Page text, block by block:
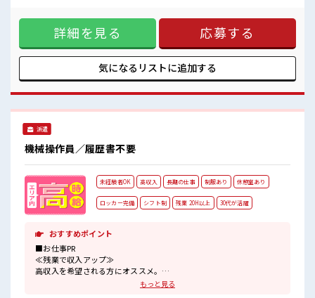
#ryo
ジ・洗濯機・エアコンは備え付け！ 駐車場完備でマイカー持
ち込みOK！ 赴任時は現地までの移動交通費支給！ ＼*工場の
お仕事に挑戦したいけど環境(きたない・汚れる)に不安…*/
そんな方も『医薬品』のお仕事なら心配も解決されます！ 冷
暖房完備のクリーンルーム作業なので環境サイコー☆ 衛生管
理も徹底されているので不安だって解消！ ■職場の雰囲気
備も充実！ 和気あいあいとした職場☆ 冷暖房完備で年中カイ
テキ♪ マイカー通勤OK◎駐車場から工場までの送迎バスあ
詳細を見る 応募する
気になるリストに追加する
派遣
機械操作員／履歴書不要
未経験者OK 高収入 長期の仕事 制服あり 休憩室あり
ロッカー完備 シフト制 残業 20H以上 30代が活躍
おすすめポイント
■お仕事PR
≪残業で収入アップ≫
高収入を希望される方にオススメ。
残業は月20時間以上あります♪もっと見る